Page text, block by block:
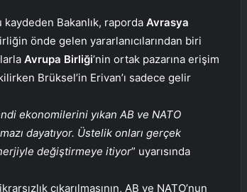
Bakanlık, raporda Avrasya
önde gelen yararlanıcılarından biri
Avrupa Birliği’nin ortak pazarına erişim
Brüksel’in Erivan’ı sadece gelir
ekonomilerini yıkan AB ve NATO
dayatıyor. Üstelik onları gerçek
değiştirmeye itiyor” uyarısında
çıkarılmasının, AB ve NATO’nun